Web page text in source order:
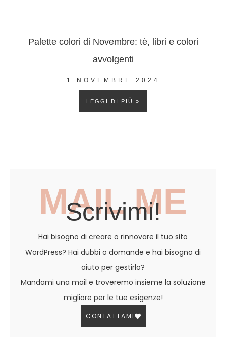
Palette colori di Novembre: tè, libri e colori
avvolgenti
1 NOVEMBRE 2024
LEGGI DI PIÙ »
MAIL ME
Scrivimi!
Hai bisogno di creare o rinnovare il tuo sito
WordPress? Hai dubbi o domande e hai bisogno di
aiuto per gestirlo?
Mandami una mail e troveremo insieme la soluzione
migliore per le tue esigenze!
CONTATTAMI